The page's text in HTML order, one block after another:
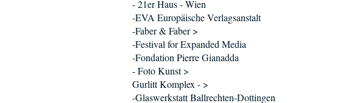
- 21er Haus - Wien
-EVA Europäische Verlagsanstalt
-Faber & Faber >
-Festival for Expanded Media
-Fondation Pierre Gianadda
- Foto Kunst >
Gurlitt Komplex - >
-Glaswerkstatt Ballrechten-Dottingen